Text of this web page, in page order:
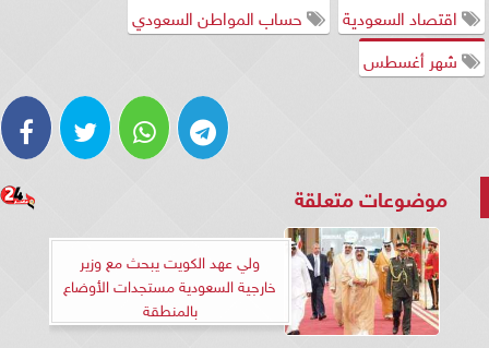
اقتصاد السعودية
حساب المواطن السعودي
شهر أغسطس
موضوعات متعلقة
ولي عهد الكويت يبحث مع وزير
خارجية السعودية مستجدات الأوضاع
بالمنطقة